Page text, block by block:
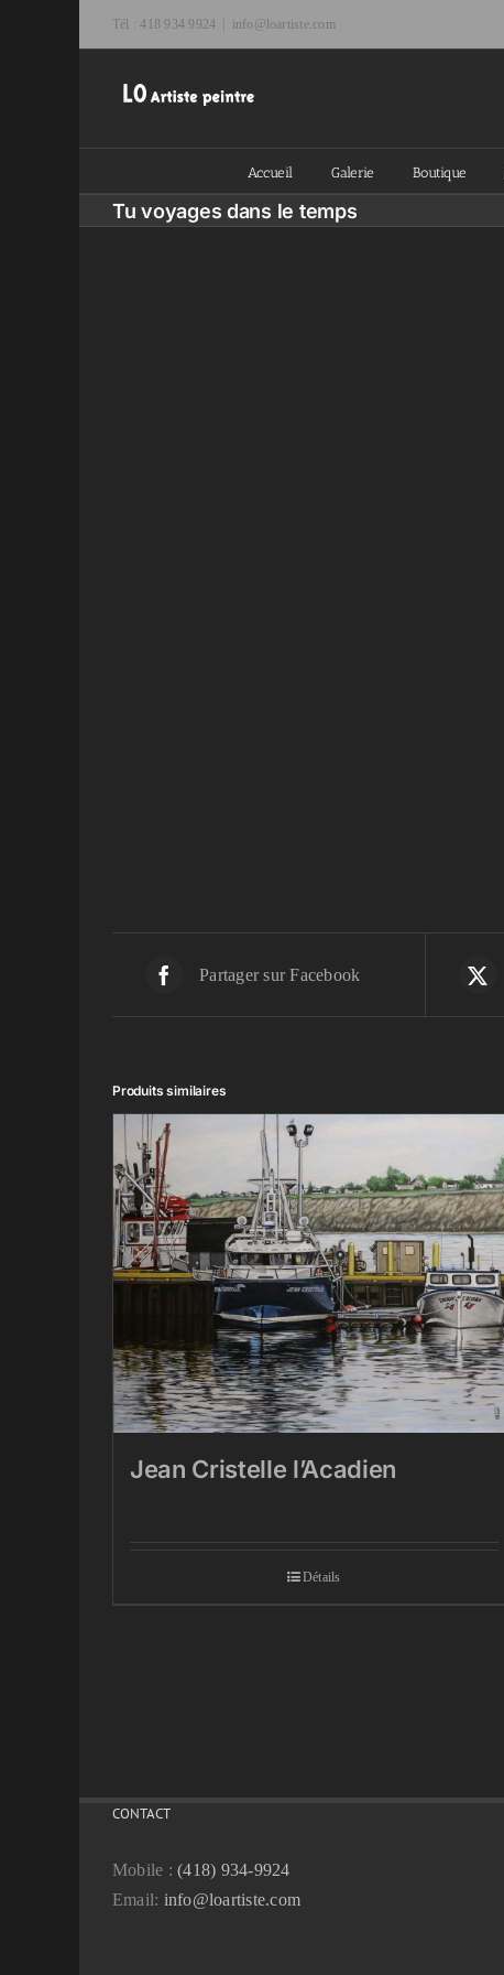
Tél : 418 934 9924 info@loartiste.com
Accueil Galerie Boutique
Tu voyages dans le temps
Partager sur Facebook
Produits similaires
Jean Cristelle l’Acadien
Détails
CONTACT
Mobile :(418) 934-9924
Email: info@loartiste.com